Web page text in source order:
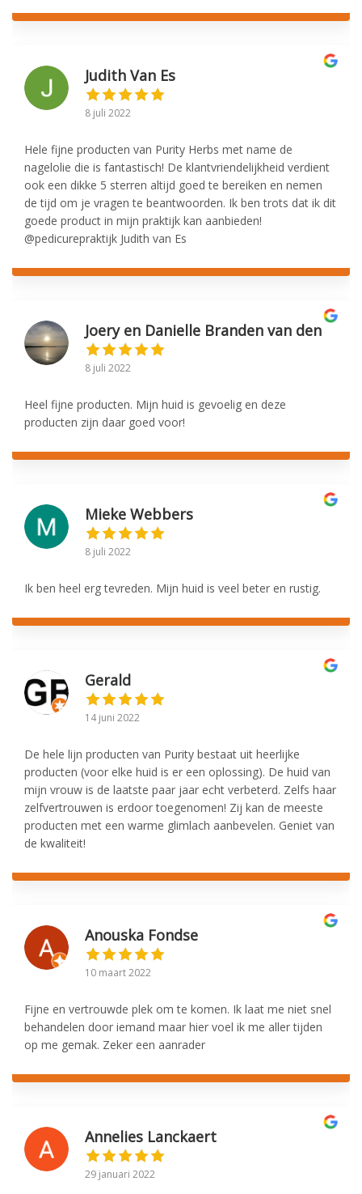
Judith Van Es
8 juli 2022
Hele fijne producten van Purity Herbs met name de
nagelolie die is fantastisch! De klantvriendelijkheid verdient
ook een dikke 5 sterren altijd goed te bereiken en nemen
de tijd om je vragen te beantwoorden. Ik ben trots dat ik dit
goede product in mijn praktijk kan aanbieden!
@pedicurepraktijk Judith van Es
Joery en Danielle Branden van den
8 juli 2022
Heel fijne producten. Mijn huid is gevoelig en deze
producten zijn daar goed voor!
Mieke Webbers
8 juli 2022
Ik ben heel erg tevreden. Mijn huid is veel beter en rustig.
Gerald
14 juni 2022
De hele lijn producten van Purity bestaat uit heerlijke
producten (voor elke huid is er een oplossing). De huid van
mijn vrouw is de laatste paar jaar echt verbeterd. Zelfs haar
zelfvertrouwen is erdoor toegenomen! Zij kan de meeste
producten met een warme glimlach aanbevelen. Geniet van
de kwaliteit!
Anouska Fondse
10 maart 2022
Fijne en vertrouwde plek om te komen. Ik laat me niet snel
behandelen door iemand maar hier voel ik me aller tijden
op me gemak. Zeker een aanrader
Annelies Lanckaert
29 januari 2022